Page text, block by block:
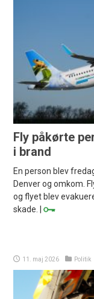
Fly påkørte
i brand
En person blev
Denver og omkom.
og flyet blev
skade. |
11. maj 2026 Politik